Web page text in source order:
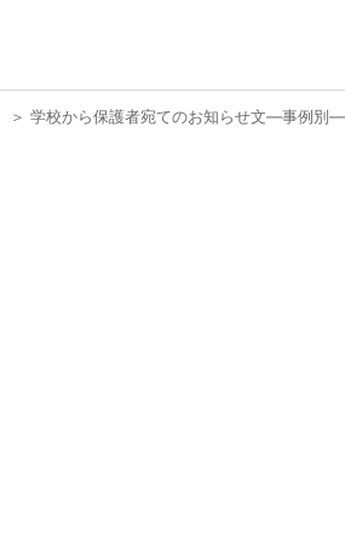
＞学校から保護者宛てのお知らせ文―事例別